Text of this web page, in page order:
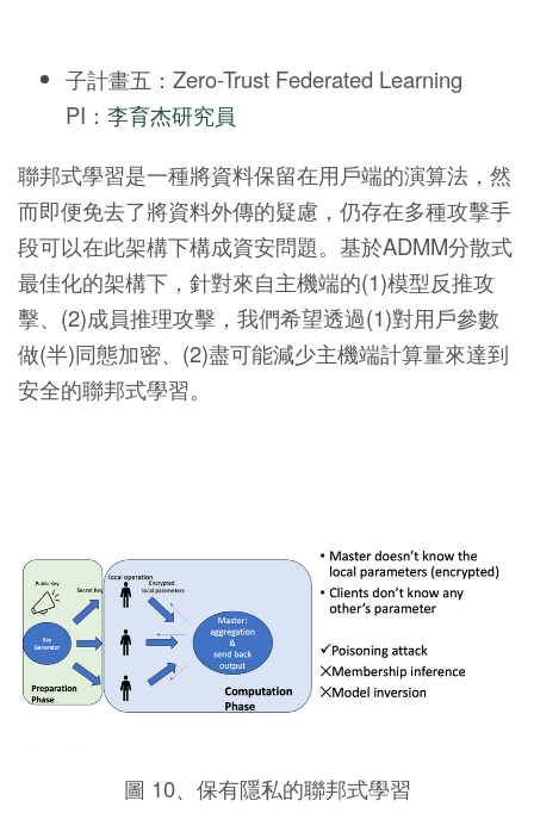
子計畫五：Zero-Trust Federated Learning
PI： 李育杰研究員
聯邦式學習是一種將資料保留在用戶端的演算法，然
而即便免去了將資料外傳的疑慮，仍存在多種攻擊手
段可以在此架構下構成資安問題。基於ADMM分散式
最佳化的架構下，針對來自主機端的(1)模型反推攻
擊、(2)成員推理攻擊，我們希望透過(1)對用戶參數
做(半)同態加密、(2)盡可能減少主機端計算量來達到
安全的聯邦式學習。
圖 10、保有隱私的聯邦式學習